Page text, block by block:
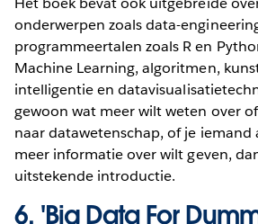
onderwerpen zoals data-
programmeertalen zoals R en
Machine Learning, algoritmen,
intelligentie en
gewoon wat meer wilt weten over
naar datawetenschap, of je iemand
meer informatie over wilt geven,
uitstekende introductie.
6. 'Big Data For